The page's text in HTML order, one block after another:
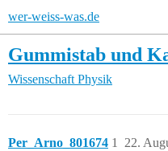
wer-weiss-was.de
Gummistab und
Wissenschaft Physik
Per_Arno_801674 22.
1